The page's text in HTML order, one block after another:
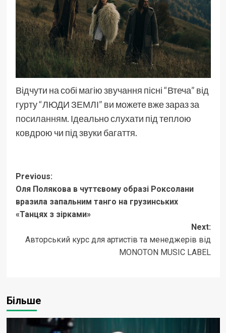
Відчути на собі магію звучання пісні “Втеча” від
гурту “ЛЮДИ ЗЕМЛІ” ви можете вже зараз за
посиланням. Ідеально слухати під теплою
ковдрою чи під звуки багаття.
Post
navigation
Previous:
Оля Полякова в чуттєвому образі Роксолани
вразила запальним танго на грузинських
«Танцях з зірками»
Next:
Авторський курс для артистів та менеджерів від
MONOTON MUSIC LABEL
Більше